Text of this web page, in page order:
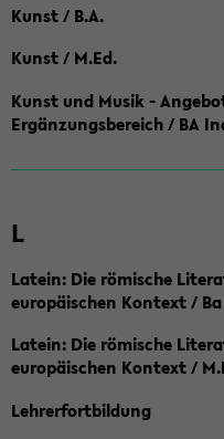
Kunst / B.A.
Kunst / M.Ed.
Kunst und Musik -
Ergänzungsbereich / BA
L
Latein: Die römische
europäischen Kontext / Ba
Latein: Die römische
europäischen Kontext /
Lehrerfortbildung